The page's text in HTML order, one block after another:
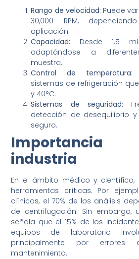
Rango de velocidad: Puede
30,000 RPM,
aplicación.
Capacidad: Desde 1.5
adaptándose a
muestra.
Control de temperatura:
sistemas de refrigeración
y 40°C.
Sistemas de seguridad:
detección de desequilibrio
seguro.
industria
En el ámbito médico y científico,
herramientas críticas. Por
clínicos, el 70% de los análisis
de centrifugación. Sin embargo,
señala que el 15% de los
equipos de laboratorio
principalmente por
mantenimiento.